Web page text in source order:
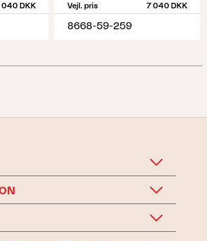
040 DKK Vejl. pris 7 040 DKK
8668-59-259